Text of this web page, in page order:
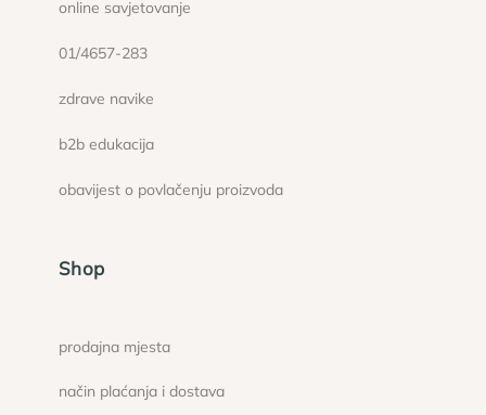
online savjetovanje
01/4657-283
zdrave navike
b2b edukacija
obavijest o povlačenju proizvoda
Shop
prodajna mjesta
način plaćanja i dostava